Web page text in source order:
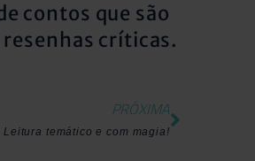
contos que são
resenhas críticas.
PRÓXIMA
Leitura temático e com magia!